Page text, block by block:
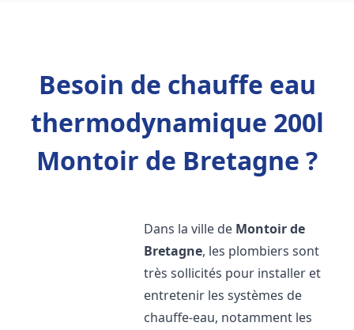
Besoin de chauffe eau
thermodynamique 200l
Montoir de Bretagne ?
Dans la ville de Montoir de
Bretagne, les plombiers sont
très sollicités pour installer et
entretenir les systèmes de
chauffe-eau, notamment les